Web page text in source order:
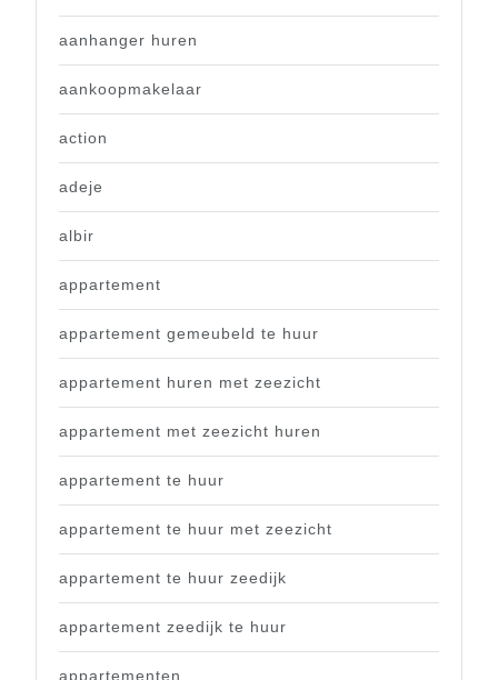
aanhanger huren
aankoopmakelaar
action
adeje
albir
appartement
appartement gemeubeld te huur
appartement huren met zeezicht
appartement met zeezicht huren
appartement te huur
appartement te huur met zeezicht
appartement te huur zeedijk
appartement zeedijk te huur
appartementen